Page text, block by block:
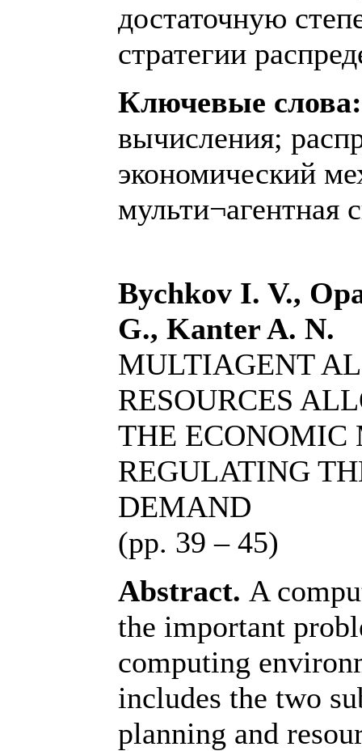
достаточную
стратегии
Ключевые
вычисления;
экономический
мульти¬агентная
Bychkov I. V.,
G., Kanter A. N.
MULTIAGENT
RESOURCES
THE ECONOMIC
REGULATING
DEMAND
(pp. 39 – 45)
Abstract. A
the important
computing
includes the two
planning and